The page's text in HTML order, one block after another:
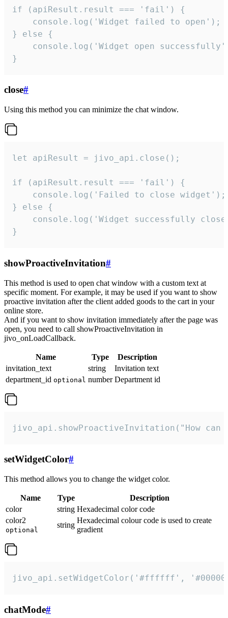
if (apiResult.result === 'fail') {
    console.log('Widget failed to open');
} else {
console.log('Widget open
}
close#
Using this method you can minimize the chat window.
let apiResult = jivo_api.close();
if (apiResult.result === 'fail') {
    console.log('Failed to close widget');
} else {
console.log('Widget successfully
}
showProactiveInvitation#
This method is used to open chat window with a custom text at
specific moment. For example, it may be used if you want to show
proactive invitation after the client added goods to the cart in your
online store.
And if you want to show invitation immediately after the page was
open, you need to call showProactiveInvitation in
jivo_onLoadCallback.
Name Type
Description
invitation_text
string
Invitation text
department_id optional number Department id
jivo_api.showProactiveInvitation("How
setWidgetColor#
This method allows you to change the widget color.
Name Type
Description
color
string Hexadecimal color code
color2
optional
string
Hexadecimal colour code is used to create
gradient
jivo_api.setWidgetColor('#ffffff',
chatMode#